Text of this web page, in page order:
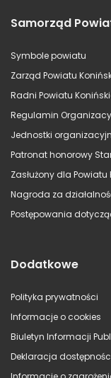
Samorząd
Symbole powiatu
Zarząd Powiatu
Radni Powiatu
Regulamin
Jednostki
Patronat honorowy
Zasłużony dla
Nagroda za
Postępowania
Dodatkowe
Polityka prywatności
Informacje o cookies
Biuletyn Informacji
Deklaracja